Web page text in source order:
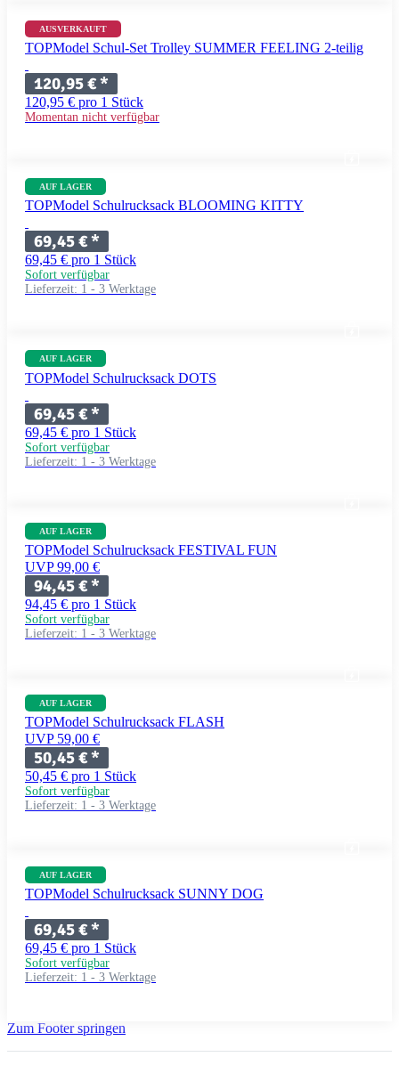
AUSVERKAUFT
TOPModel Schul-Set Trolley SUMMER FEELING 2-teilig
120,95 €*
120,95 € pro 1 Stück
Momentan nicht verfügbar
AUF LAGER
TOPModel Schulrucksack BLOOMING KITTY
69,45 €*
69,45 € pro 1 Stück
Sofort verfügbar
Lieferzeit: 1 - 3 Werktage
AUF LAGER
TOPModel Schulrucksack DOTS
69,45 €*
69,45 € pro 1 Stück
Sofort verfügbar
Lieferzeit: 1 - 3 Werktage
AUF LAGER
TOPModel Schulrucksack FESTIVAL FUN
UVP 99,00 €
94,45 €*
94,45 € pro 1 Stück
Sofort verfügbar
Lieferzeit: 1 - 3 Werktage
AUF LAGER
TOPModel Schulrucksack FLASH
UVP 59,00 €
50,45 €*
50,45 € pro 1 Stück
Sofort verfügbar
Lieferzeit: 1 - 3 Werktage
AUF LAGER
TOPModel Schulrucksack SUNNY DOG
69,45 €*
69,45 € pro 1 Stück
Sofort verfügbar
Lieferzeit: 1 - 3 Werktage
Zum Footer springen